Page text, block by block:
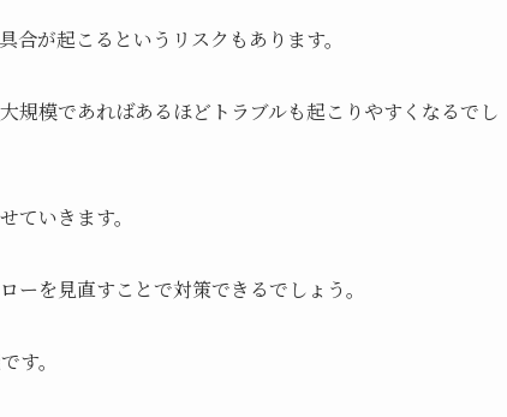
が起こるというリスクもあります。
規模であればあるほどトラブルも起こりやすくなるでし
ていきます。
を見直すことで対策できるでしょう。
す。